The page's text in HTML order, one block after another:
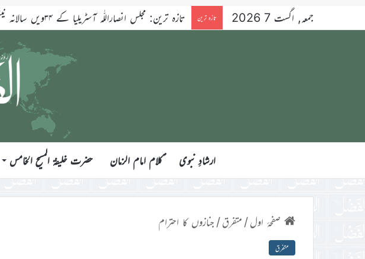
جمعہ, اگست 7 2026 تازہ ترین تازہ ترین: مجلس انصاراللّٰہ آسٹریلیا کے ۳۴ویں سالانہ نیشنل اجتماع کا پہلا دن
ارشادِ نبوی ؑکلام امام الزمان حضرت خلیفۃ المسیح الخامس
صفحۂ اول/ متفرق/جنازوں کا احترام
متفرق